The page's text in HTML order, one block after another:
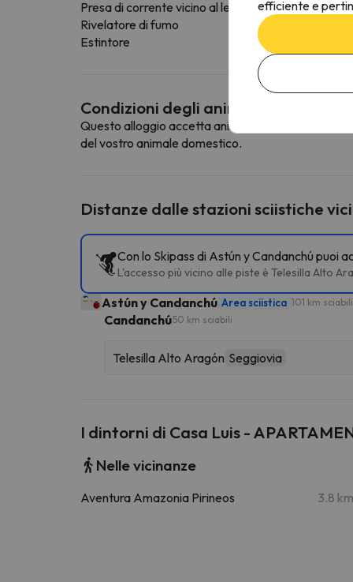
Presa di corrente vicino al letto
Rivelatore di fumo
Estintore
Condizioni degli animali domestici
Questo alloggio accetta animali domestici. Per
del vostro animale domestico.
Distanze dalle stazioni sciistiche
Con lo Skipass di Astún y Candanchú puoi
L'accesso più vicino alle piste è Telesilla Alto
Astún y Candanchú Area sciistica 101 km sciabili
Candanchú50 km sciabili
Telesilla Alto Aragón Seggiovia
I dintorni di Casa Luis -
Nelle vicinanze
Aventura Amazonia Pirineos 3.8 km
efficiente e